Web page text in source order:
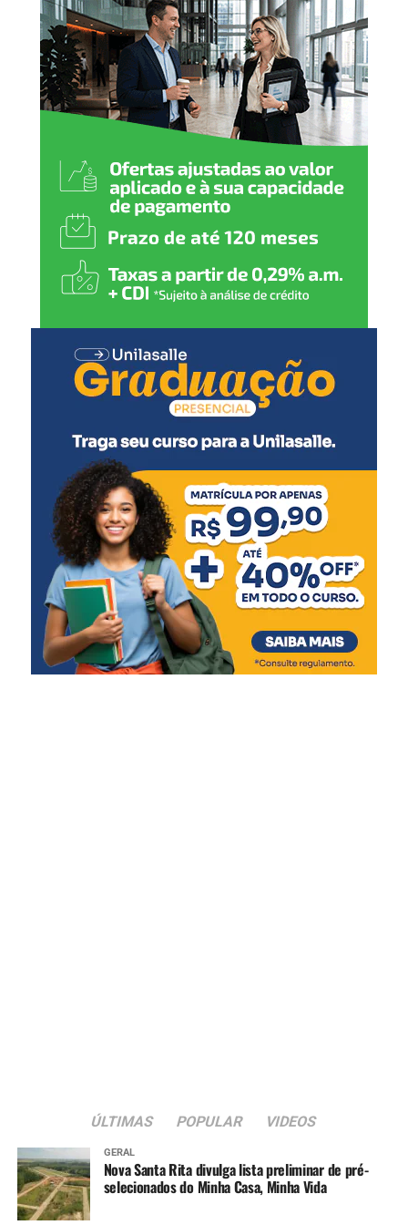
12 meses:
Pneumocócica (reforço)
Meningocócica ACWY (dose única)
Tríplice viral (1ª dose)
15 meses:
Tríplice bacteriana – DTP (1ª dose reforço)
Pólio (1ª dose reforço)
Tríplice viral (2ª dose)
Varicela (1ª dose)
4 anos:
Tríplice bacteriana – DTP (2ª dose reforço)
Pólio (2ª dose reforço)
A partir dos 7 anos :
Difteria e Tétano –dT(3 doses, conforme histórico
vacinal)
9 a 14 anos:
HPV (dose única)
10 a 14 anos:
ÚLTIMAS POPULAR VIDEOS
GERAL
Nova Santa Rita divulga lista preliminar de pré-
selecionados do Minha Casa, Minha Vida